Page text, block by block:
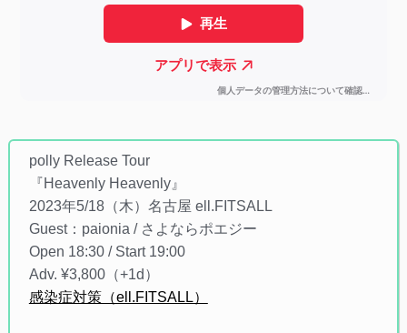
polly Release Tour
『Heavenly Heavenly』
2023年5/18（木）名古屋 ell.FITSALL
Guest：paionia / さよならポエジー
Open 18:30 / Start 19:00
Adv. ¥3,800（+1d）
感染症対策（ell.FITSALL）